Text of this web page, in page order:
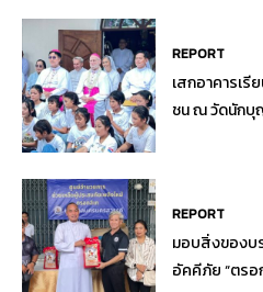
REPORT
เสกอาคารเ
ชน ณ วัดนักบุ
REPORT
มอบสิ่งของบ
อัคคีภัย “ตรอ